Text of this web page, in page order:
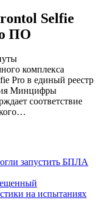
Selfie
ПО
комплекса
Pro в единый реестр
Минцифры
соответствие
запустить БПЛА
на испытаниях